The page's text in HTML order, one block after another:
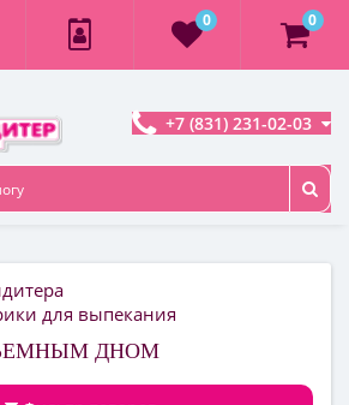
0 0
+7 (831) 231-02-03
для выпекания
ДНОМ